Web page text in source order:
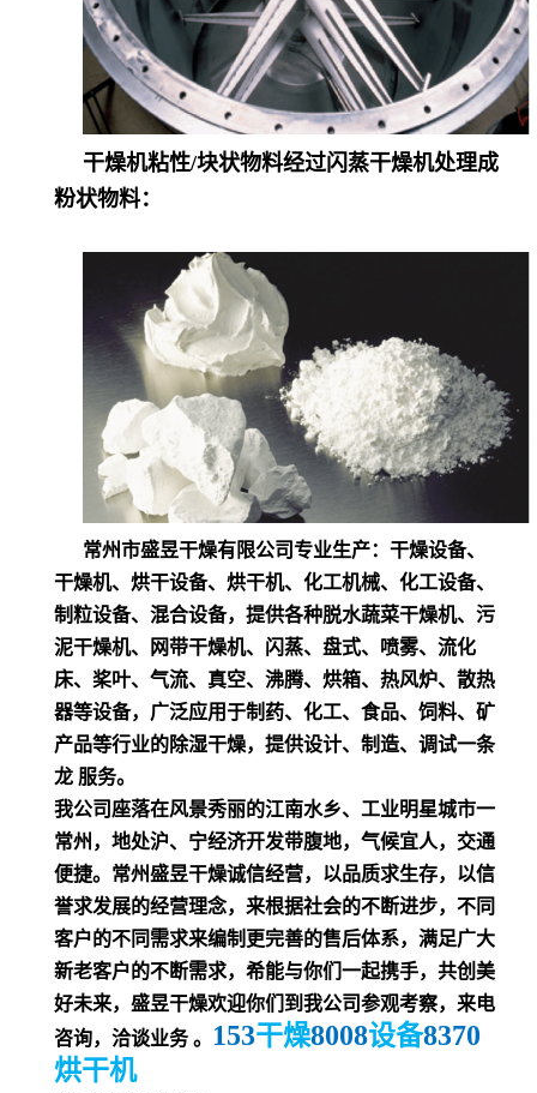
干燥机粘性/块状物料经过闪蒸干燥机处理成
粉状物料：
常州市盛昱干燥有限公司专业生产：干燥设备、
干燥机、烘干设备、烘干机、化工机械、化工设备、
制粒设备、混合设备，提供各种脱水蔬菜干燥机、污
泥干燥机、网带干燥机、闪蒸、盘式、喷雾、流化
床、桨叶、气流、真空、沸腾、烘箱、热风炉、散热
器等设备，广泛应用于制药、化工、食品、饲料、矿
产品等行业的除湿干燥，提供设计、制造、调试一条
龙 服务。
我公司座落在风景秀丽的江南水乡、工业明星城市一
常州，地处沪、宁经济开发带腹地，气候宜人，交通
便捷。常州盛昱干燥诚信经营，以品质求生存，以信
誉求发展的经营理念，来根据社会的不断进步，不同
客户的不同需求来编制更完善的售后体系，满足广大
新老客户的不断需求，希能与你们一起携手，共创美
好未来，盛昱干燥欢迎你们到我公司参观考察，来电
咨询，洽谈业务 。
153干燥8008设备8370
烘干机